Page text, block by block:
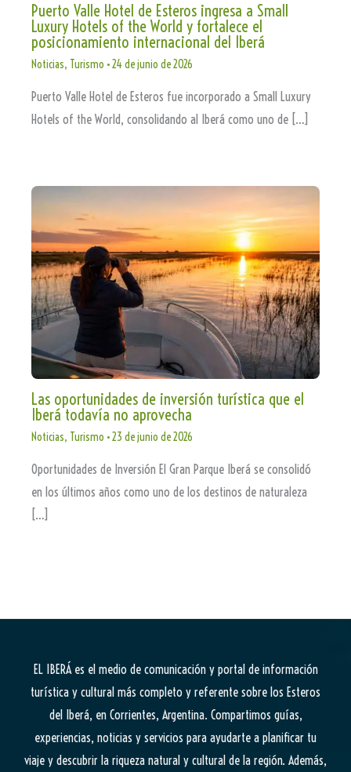
Puerto Valle Hotel de Esteros ingresa a Small
Luxury Hotels of the World y fortalece el
posicionamiento internacional del Iberá
Noticias, Turismo •24 de junio de 2026
Puerto Valle Hotel de Esteros fue incorporado a Small Luxury
Hotels of the World, consolidando al Iberá como uno de […]
Las oportunidades de inversión turística que el
Iberá todavía no aprovecha
Noticias, Turismo •23 de junio de 2026
Oportunidades de Inversión El Gran Parque Iberá se consolidó
en los últimos años como uno de los destinos de naturaleza
[…]
EL IBERÁes el medio de comunicación y portal de información
turística y cultural más completo y referente sobre los Esteros
del Iberá, en Corrientes, Argentina. Compartimos guías,
experiencias, noticias y servicios para ayudarte a planificar tu
viaje y descubrir la riqueza natural y cultural de la región. Además,